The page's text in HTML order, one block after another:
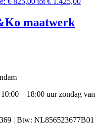
maatwerk
– 18:00 uur zondag van
| Btw: NL856523677B01